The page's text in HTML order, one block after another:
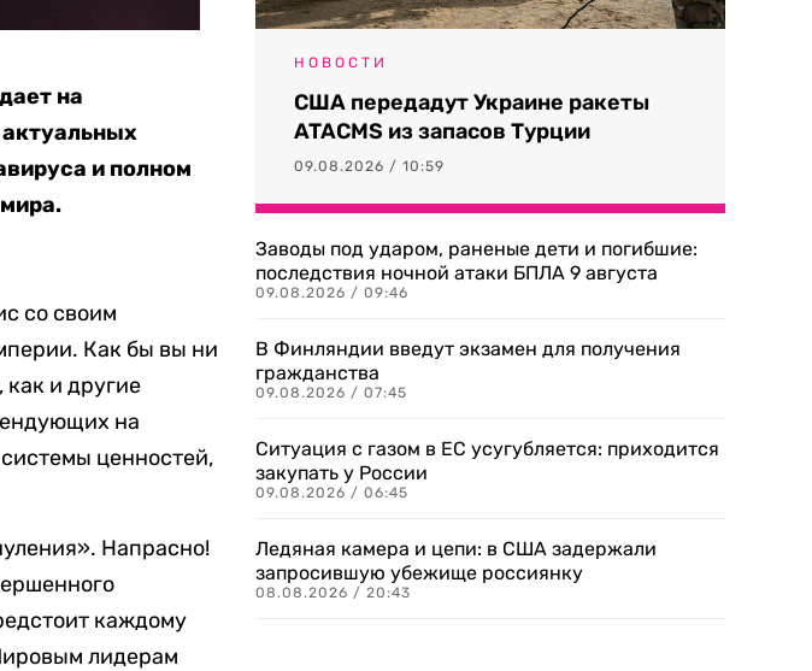
на
и полном
со своим
Как бы вы ни
и другие
на
ценностей,
Напрасно!
каждому
лидерам
НОВОСТИ
США передадут Украине ракеты
ATACMS из запасов Турции
09.08.2026 / 10:59
Заводы под ударом, раненые дети и погибшие:
последствия ночной атаки БПЛА 9 августа
09.08.2026 / 09:46
В Финляндии введут экзамен для получения
гражданства
09.08.2026 / 07:45
Ситуация с газом в ЕС усугубляется: приходится
закупать у России
09.08.2026 / 06:45
Ледяная камера и цепи: в США задержали
запросившую убежище россиянку
08.08.2026 / 20:43